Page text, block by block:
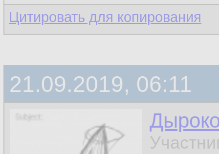
Цитировать для копирования
21.09.2019, 06:11